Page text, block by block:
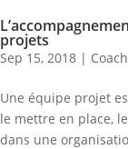
projets
Sep 15, 2018 |
Une équipe projet
le mettre en place,
dans une